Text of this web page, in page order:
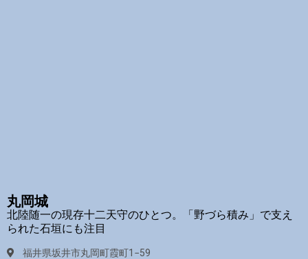
丸岡城
北陸随一の現存十二天守のひとつ。「野づら積み」で支え
られた石垣にも注目
福井県坂井市丸岡町霞町1−59